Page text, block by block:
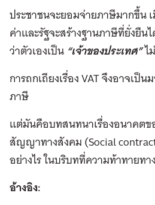
ประชาชนจะยอมจ่ายภาษีมากขึ้น
ค่าและรัฐจะสร้างฐานภาษีที่ยั่งยืน
ว่าตัวเองเป็น “เจ้าของประเทศ”ไ
การถกเถียงเรื่อง VAT จึงอาจเป็น
ภาษี
แต่มันคือบทสนทนาเรื่องอนาคตขอ
สัญญาทางสังคม (Social
อย่างไร ในบริบทที่ความท้าทายท
อ้างอิง: